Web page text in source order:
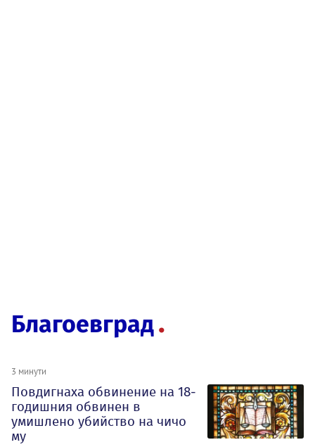
Благоевград
3 минути
Повдигнаха обвинение на 18-
годишния обвинен в
умишлено убийство на чичо
му